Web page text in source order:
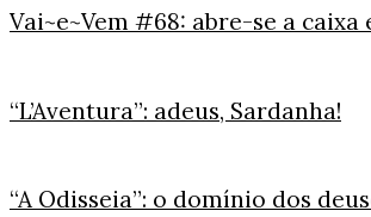
Vai~e~Vem #68: abre-se a caixa
“L’Aventura”: adeus, Sardanha!
“A Odisseia”: o domínio dos